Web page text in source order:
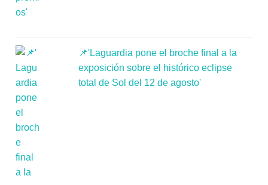
📌'Laguardia pone el broche final a la
exposición sobre el histórico eclipse
total de Sol del 12 de agosto'